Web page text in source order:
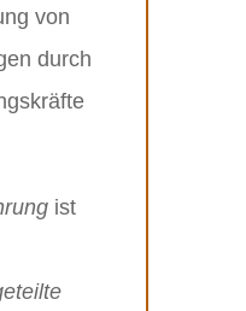
von
durch
ist